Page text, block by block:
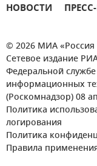
НОВОСТИ
© 2026 МИА «Россия
Сетевое издание
Федеральной
информационных
(Роскомнадзор) 08
Политика
логирования
Политика
Правила